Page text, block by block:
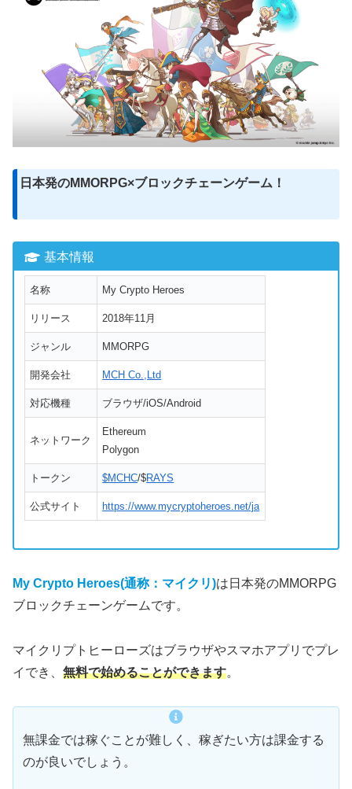
日本発のMMORPG×ブロックチェーンゲーム！
基本情報
名称 My Crypto Heroes
リリース 2018年11月
ジャンル MMORPG
開発会社 MCH Co.,Ltd
対応機種 ブラウザ/iOS/Android
ネットワーク
Ethereum
Polygon
トークン $MCHC/$RAYS
公式サイト https://www.mycryptoheroes.net/ja
My Crypto Heroes(通称：マイクリ)は日本発のMMORPG
ブロックチェーンゲームです。
マイクリプトヒーローズはブラウザやスマホアプリでプレ
イでき、 無料で始めることができます。
無課金では稼ぐことが難しく、稼ぎたい方は課金する
のが良いでしょう。